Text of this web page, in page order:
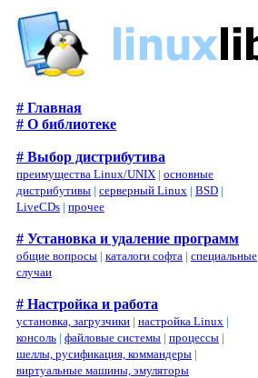
# Главная
# О библиотеке
# Выбор дистрибутива
преимущества Linux/UNIX | основные
дистрибутивы | серверный Linux | BSD |
LiveCDs | прочее
# Установка и удаление программ
общие вопросы | каталоги софта | специальные
случаи
# Настройка и работа
установка, загрузчики | настройка Linux |
консоль | файловые системы | процессы |
шеллы, русификация, коммандеры |
виртуальные машины, эмуляторы